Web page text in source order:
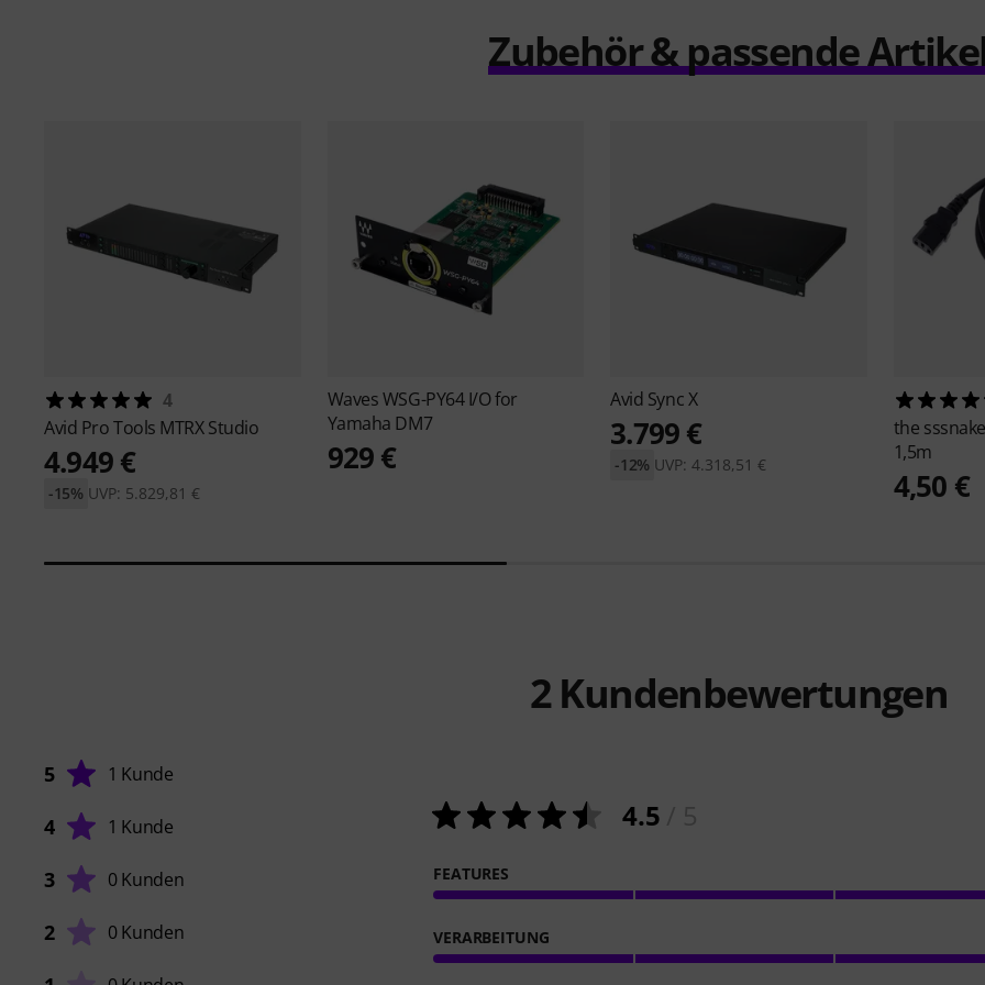
Zubehör & passende
4
Avid Pro Tools MTRX Studio
4.949 €
UVP: 5.829,81 €
-15%
WavesWSG-PY64 I/O for
Yamaha DM7
929 €
Avid Sync X
3.799 €
UVP: 4.318,51 €
-12%
the sssnake
1,5m
4,50 €
2Kundenbewertungen
5 1 Kunde
4 1 Kunde
3 0 Kunden
2 0 Kunden
4.5
FEATURES
VERARBEITUNG